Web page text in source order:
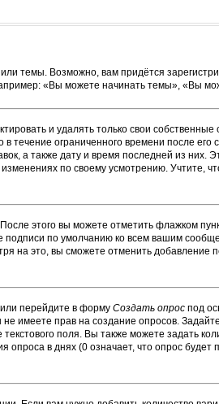
темы. Возможно, вам придётся
«Вы можете начинать темы», «Вы
и удалять только свои
течение ограниченного времени после его
а также дату и время последней из них.
по своему усмотрению. Учтите,
этого вы можете отметить флажком
по умолчанию ко всем вашим
на это, вы сможете отменить добавление
или перейдите в формуСоздать опрос под
имеете прав на создание опросов.
поля. Вы также можете задать
в днях (0 означает, что опрос